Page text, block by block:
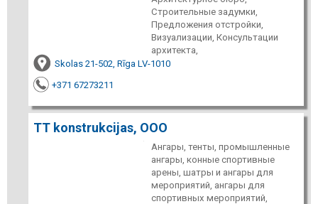
Строительные задумки,
Предложения отстройки,
Визуализации, Консультации
архитекта,
Skolas 21-502, Rīga LV-1010
+371 67273211
TT konstrukcijas, ООО
Ангары, тенты, промышленные
ангары, конные спортивные
арены, шатры и ангары для
мероприятий, ангары для
спортивных мероприятий,